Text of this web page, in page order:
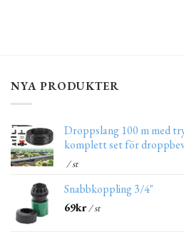
NYA PRODUKTER
Droppslang 100 m med
komplett set för
/ st
Snabbkoppling 3/4"
69kr/ st